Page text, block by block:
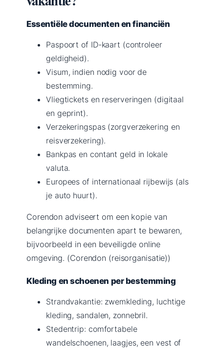
Essentiële documenten en financiën
Paspoort of ID-kaart (controleer
geldigheid).
Visum, indien nodig voor de
bestemming.
Vliegtickets en reserveringen (digitaal
en geprint).
Verzekeringspas (zorgverzekering en
reisverzekering).
Bankpas en contant geld in lokale
valuta.
Europees of internationaal rijbewijs (als
je auto huurt).
Corendon adviseert om een kopie van
belangrijke documenten apart te bewaren,
bijvoorbeeld in een beveiligde online
omgeving. (Corendon (reisorganisatie))
Kleding en schoenen per bestemming
Strandvakantie: zwemkleding, luchtige
kleding, sandalen, zonnebril.
Stedentrip: comfortabele
wandelschoenen, laagjes, een vest of